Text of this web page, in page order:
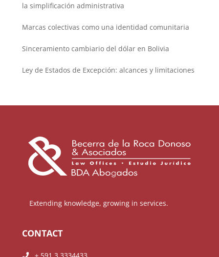
la simplificación administrativa
Marcas colectivas como una identidad comunitaria
Sinceramiento cambiario del dólar en Bolivia
Ley de Estados de Excepción: alcances y limitaciones
Extending knowledge, growing in services.
CONTACT